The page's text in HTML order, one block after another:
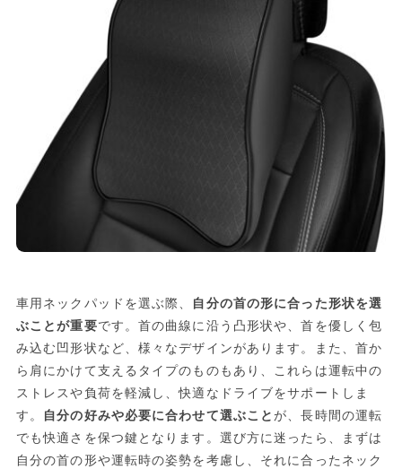
車用ネックパッドを選ぶ際、 自分の首の形に合った形状を選
ぶことが重要です。首の曲線に沿う凸形状や、首を優しく包
み込む凹形状など、様々なデザインがあります。また、首か
ら肩にかけて支えるタイプのものもあり、これらは運転中の
ストレスや負荷を軽減し、快適なドライブをサポートしま
す。
自分の好みや必要に合わせて選ぶことが、長時間の運転
でも快適さを保つ鍵となります。選び方に迷ったら、まずは
自分の首の形や運転時の姿勢を考慮し、それに合ったネック